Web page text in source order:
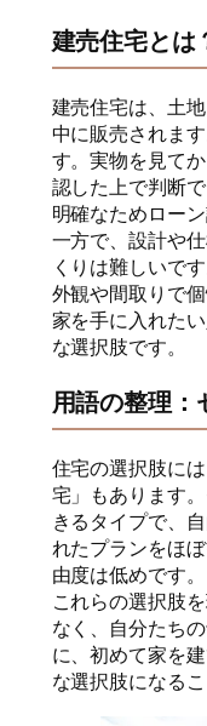
建売住宅とは
建売住宅は、土
中に販売されま
す。実物を見て
認した上で判断
明確なためロー
一方で、設計や
くりは難しいで
外観や間取りで
家を手に入れた
な選択肢です。
用語の整理：
住宅の選択肢に
宅」もあります
きるタイプで、
れたプランをほ
由度は低めです。
これらの選択肢
なく、自分たち
に、初めて家を
な選択肢になるこ